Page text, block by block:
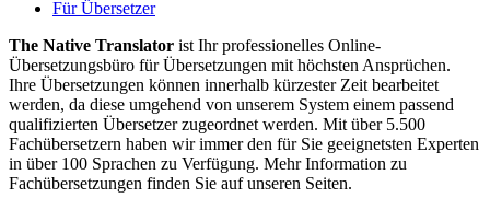
Für Übersetzer
The Native Translator ist Ihr professionelles Online-
Übersetzungsbüro für Übersetzungen mit höchsten Ansprüchen.
Ihre Übersetzungen können innerhalb kürzester Zeit bearbeitet
werden, da diese umgehend von unserem System einem passend
qualifizierten Übersetzer zugeordnet werden. Mit über 5.500
Fachübersetzern haben wir immer den für Sie geeignetsten Experten
in über 100 Sprachen zu Verfügung. Mehr Information zu
Fachübersetzungen finden Sie auf unseren Seiten.